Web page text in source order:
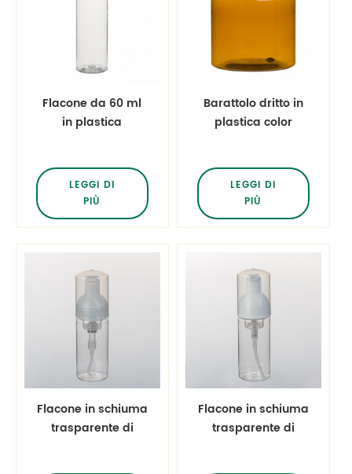
Flacone da 60 ml
in plastica
LEGGI DI
PIÙ
Barattolo dritto in
plastica color
LEGGI DI
PIÙ
Flacone in schiuma
trasparente di
Flacone in schiuma
trasparente di